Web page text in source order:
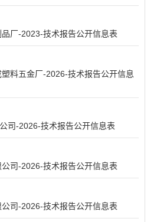
厂-2023-技术报告公开信息表
料五金厂-2026-技术报告公开信息
司-2026-技术报告公开信息表
司-2026-技术报告公开信息表
司-2026-技术报告公开信息表